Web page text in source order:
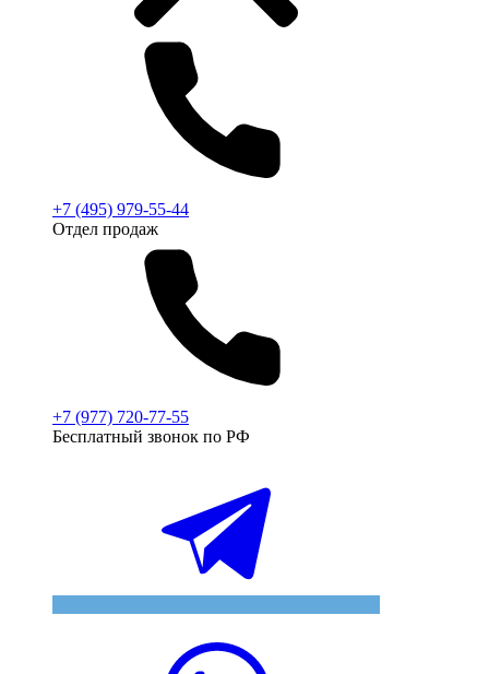
+7 (495) 979-55-44
Отдел продаж
+7 (977) 720-77-55
Бесплатный звонок по РФ